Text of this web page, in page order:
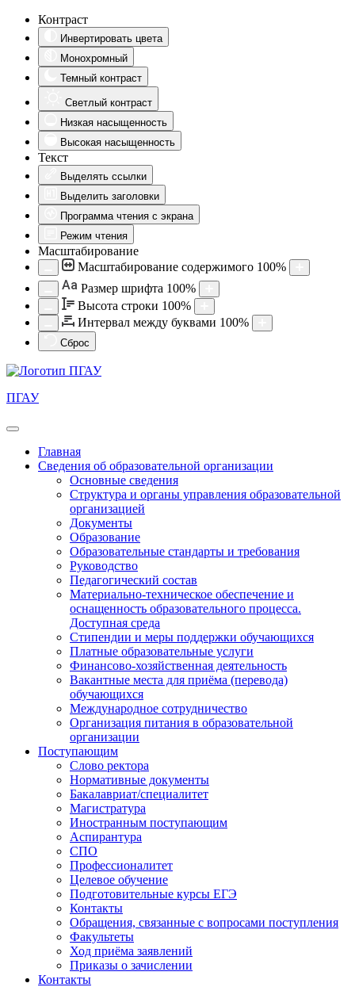
Контраст
Инвертировать цвета
Монохромный
Темный контраст
Светлый контраст
Низкая насыщенность
Высокая насыщенность
Текст
Выделять ссылки
Выделить заголовки
Программа чтения с экрана
Режим чтения
Масштабирование
Масштабирование содержимого 100%
Aa Размер шрифта 100%
Высота строки 100%
Интервал между буквами 100%
Сброс
ПГАУ
Главная
Сведения об образовательной организации
Основные сведения
Структура и органы управления образовательной
организацией
Документы
Образование
Образовательные стандарты и требования
Руководство
Педагогический состав
Материально-техническое обеспечение и
оснащенность образовательного процесса.
Доступная среда
Стипендии и меры поддержки обучающихся
Платные образовательные услуги
Финансово-хозяйственная деятельность
Вакантные места для приёма (перевода)
обучающихся
Международное сотрудничество
Организация питания в образовательной
организации
Поступающим
Слово ректора
Нормативные документы
Бакалавриат/специалитет
Магистратура
Иностранным поступающим
Аспирантура
СПО
Профессионалитет
Целевое обучение
Подготовительные курсы ЕГЭ
Контакты
Обращения, связанные с вопросами поступления
Факультеты
Ход приёма заявлений
Приказы о зачислении
Контакты